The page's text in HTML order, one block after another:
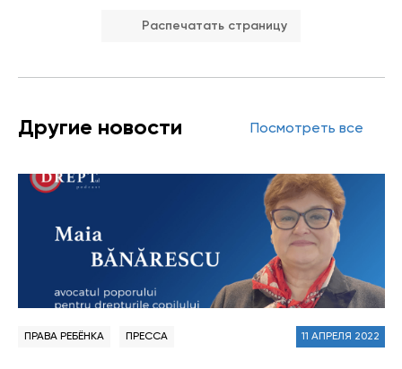
Распечатать страницу
Другие новости Посмотреть все
ПРАВА РЕБЁНКА ПРЕССА 11 АПРЕЛЯ 2022